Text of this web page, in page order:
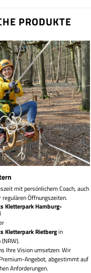
PRODUKTE
mit persönlichem Coach, auch
regulären Öffnungszeiten.
Kletterpark Hamburg-
Kletterpark Rietbergin
Ihre Vision umsetzen: Wir
Angebot, abgestimmt auf
Anforderungen.